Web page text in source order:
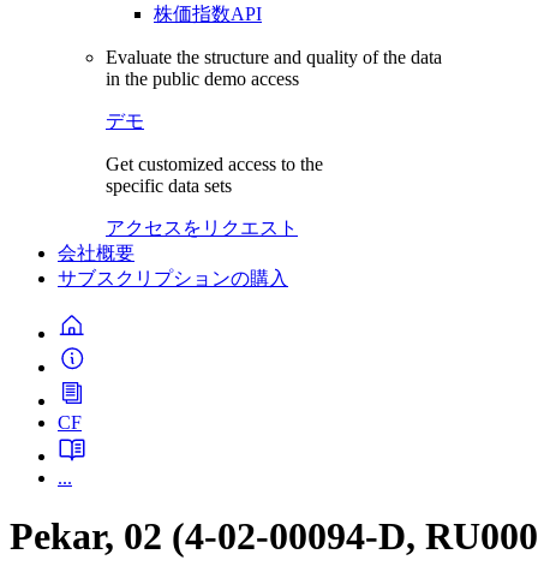
株価指数API
Evaluate the structure and quality of the data
in the public demo access
デモ
Get customized access to the
specific data sets
アクセスをリクエスト
会社概要
サブスクリプションの購入
CF
...
Pekar, 02 (4-02-00094-D,